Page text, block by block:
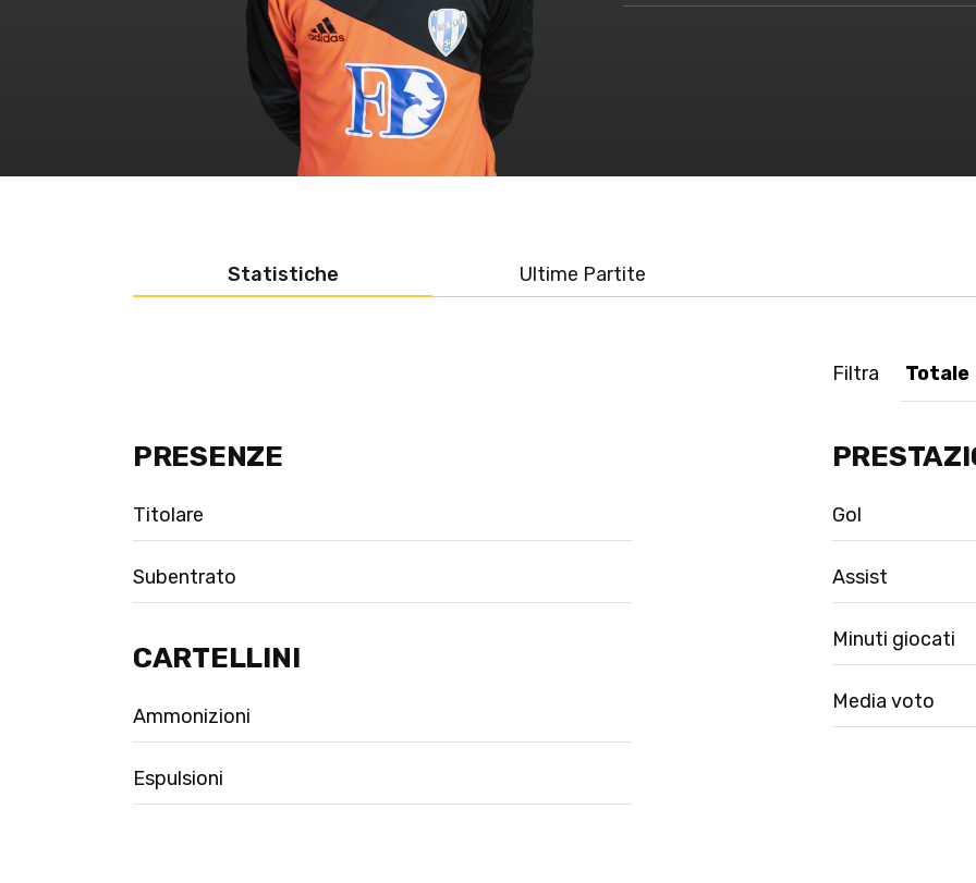
Statistiche Ultime Partite
Filtra
PRESENZE
Titolare
Subentrato
CARTELLINI
Ammonizioni
Espulsioni
Gol
Assist
Minuti giocati
Media voto